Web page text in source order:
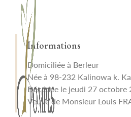
Informations
Domiciliée à Berleur
Née à 98-232 Kalinowa k.
Décédée le jeudi 27 octobre
Veuve de Monsieur Louis